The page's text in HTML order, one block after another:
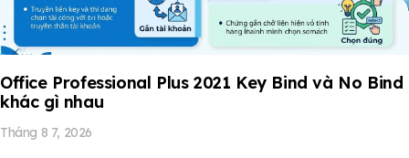
Office Professional Plus 2021 Key Bind và No Bind
khác gì nhau
Tháng 8 7, 2026